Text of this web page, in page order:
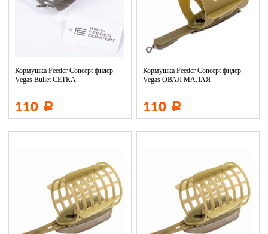
Кормушка Feeder Concept фидер.
Vegas Bullet СЕТКА
110 Р
Кормушка Feeder Concept фидер.
Vegas ОВАЛ МАЛАЯ
110 Р